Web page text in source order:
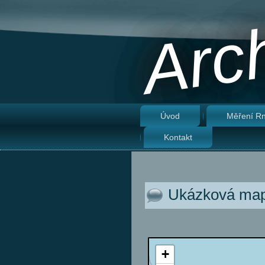
Úvod Měření
Kontakt
Ukázková
+